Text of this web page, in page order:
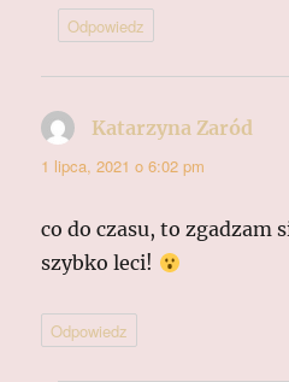
Odpowiedz
Katarzyna Zaród
1 lipca, 2021 o 6:02 pm
co do czasu, to zgadzam
szybko leci!
Odpowiedz